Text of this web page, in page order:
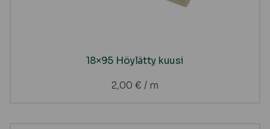
18×95 Höylätty kuusi
2,00 € / m